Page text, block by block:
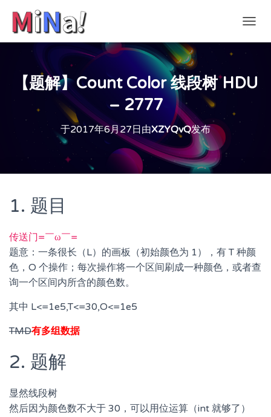
换
【题解】Count Color 线段树 HDU
– 2777
于2017年6月27日 由XZYQvQ发布
1. 题目
传送门=￣ω￣=
题意：一条很长（L）的画板（初始颜色为 1），有 T 种颜
色，O 个操作；每次操作将一个区间刷成一种颜色，或者查
询一个区间内所含的颜色数。
其中 L<=1e5,T<=30,O<=1e5
TMD有多组数据
2. 题解
显然线段树
然后因为颜色数不大于 30，可以用位运算（int 就够了）